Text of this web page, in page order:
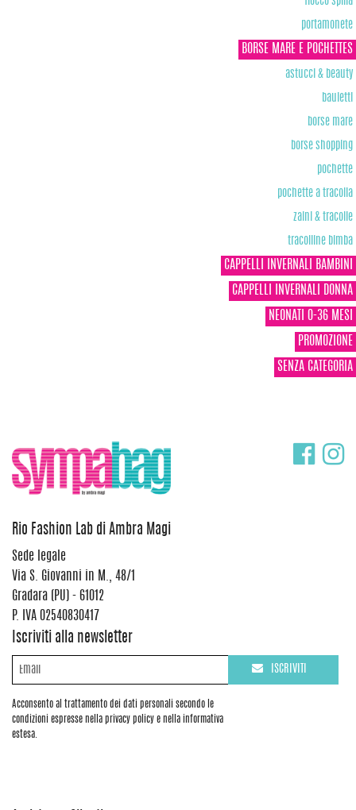
portamonete
BORSE MARE E POCHETTES
astucci & beauty
bauletti
borse mare
borse shopping
pochette
pochette a tracolla
zaini & tracolle
tracolline bimba
CAPPELLI INVERNALI BAMBINI
CAPPELLI INVERNALI DONNA
NEONATI 0-36 MESI
PROMOZIONE
SENZA CATEGORIA
Rio Fashion Lab di Ambra Magi
Sede legale
Via S. Giovanni in M., 48/1
Gradara (PU) - 61012
P. IVA 02540830417
Iscriviti alla newsletter
Acconsento al trattamento dei dati personali secondo le
condizioni espresse nella privacy policy e nella informativa
estesa.
ISCRIVITI